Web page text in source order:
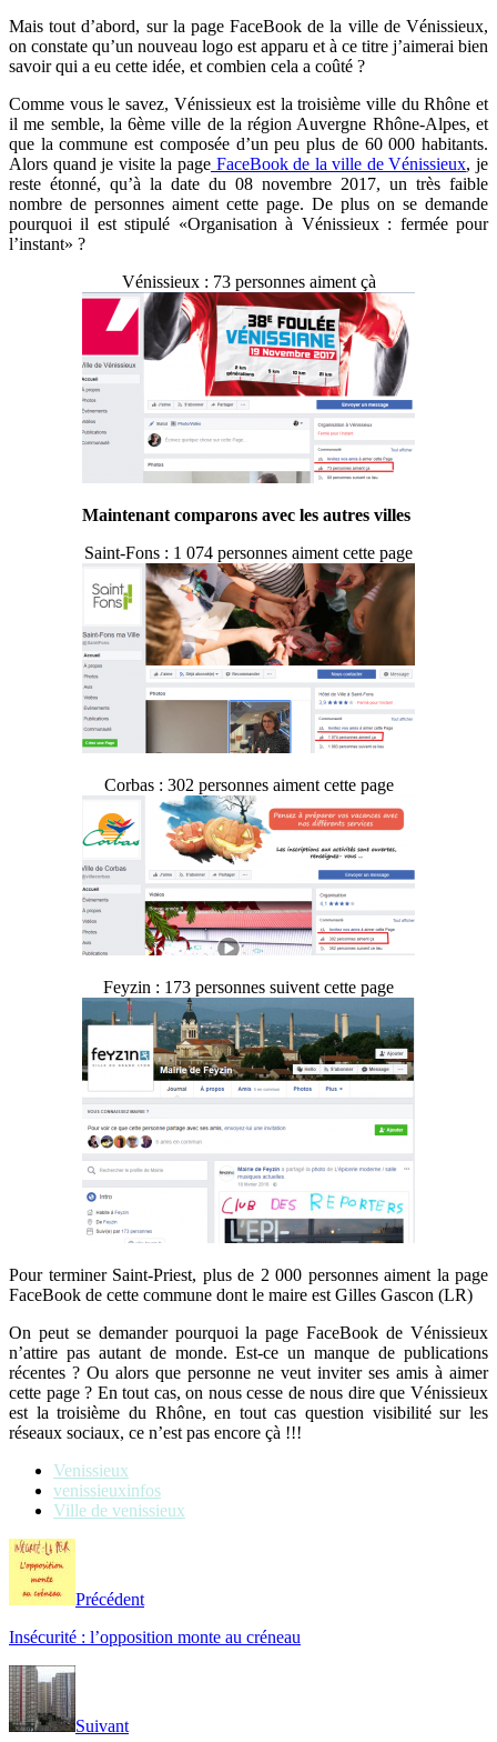
Mais tout d’abord, sur la page FaceBook de la ville de Vénissieux,
on constate qu’un nouveau logo est apparu et à ce titre j’aimerai bien
savoir qui a eu cette idée, et combien cela a coûté ?
Comme vous le savez, Vénissieux est la troisième ville du Rhône et
il me semble, la 6ème ville de la région Auvergne Rhône-Alpes, et
que la commune est composée d’un peu plus de 60 000 habitants.
Alors quand je visite la pageFaceBook de la ville de Vénissieux, je
reste étonné, qu’à la date du 08 novembre 2017, un très faible
nombre de personnes aiment cette page. De plus on se demande
pourquoi il est stipulé «Organisation à Vénissieux : fermée pour
l’instant» ?
Vénissieux : 73 personnes aiment çà
Maintenant comparons avec les autres villes
Saint-Fons : 1 074 personnes aiment cette page
Corbas : 302 personnes aiment cette page
Feyzin : 173 personnes suivent cette page
Pour terminer Saint-Priest, plus de 2 000 personnes aiment la page
FaceBook de cette commune dont le maire est Gilles Gascon (LR)
On peut se demander pourquoi la page FaceBook de Vénissieux
n’attire pas autant de monde. Est-ce un manque de publications
récentes ? Ou alors que personne ne veut inviter ses amis à aimer
cette page ? En tout cas, on nous cesse de nous dire que Vénissieux
est la troisième du Rhône, en tout cas question visibilité sur les
réseaux sociaux, ce n’est pas encore çà !!!
Venissieux
venissieuxinfos
Ville de venissieux
Précédent
Insécurité : l’opposition monte au créneau
Suivant